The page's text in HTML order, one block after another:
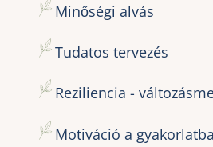
Minőségi alvás
Tudatos tervezés
Reziliencia -
Motiváció a